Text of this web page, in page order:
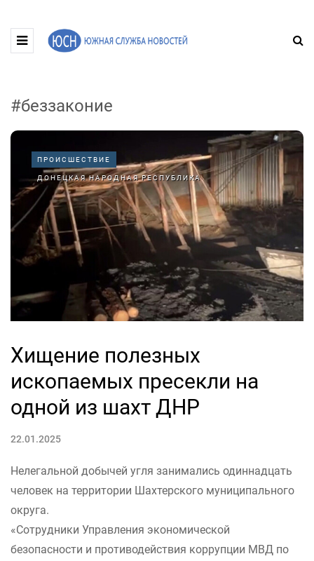
#беззаконие
ПРОИСШЕСТВИЕ
ДОНЕЦКАЯ НАРОДНАЯ РЕСПУБЛИКА
Хищение полезных
ископаемых пресекли на
одной из шахт ДНР
22.01.2025
Нелегальной добычей угля занимались одиннадцать
человек на территории Шахтерского муниципального
округа.
«Сотрудники Управления экономической
безопасности и противодействия коррупции МВД по